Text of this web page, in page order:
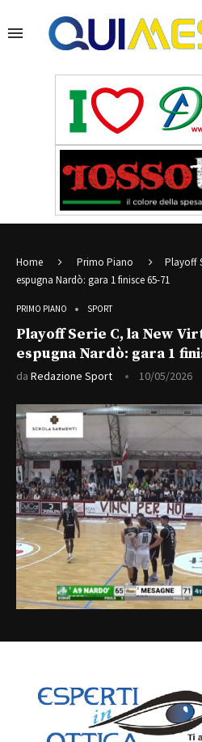
Home Primo Piano
Playoff
espugna Nardò: gara 1 finisce 65-71
PRIMO PIANO SPORT
Playoff Serie C, la New
espugna Nardò: gara 1
da Redazione Sport 10/05/2026